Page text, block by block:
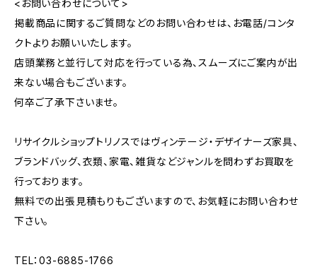
<お問い合わせについて>
掲載商品に関するご質問などのお問い合わせは、お電話/コンタ
クトよりお願いいたします。
店頭業務と並行して対応を行っている為、スムーズにご案内が出
来ない場合もございます。
何卒ご了承下さいませ。
リサイクルショップトリノスではヴィンテージ・デザイナーズ家具、
ブランドバッグ、衣類、家電、雑貨などジャンルを問わずお買取を
行っております。
無料での出張見積もりもございますので、お気軽にお問い合わせ
下さい。
TEL：03-6885-1766